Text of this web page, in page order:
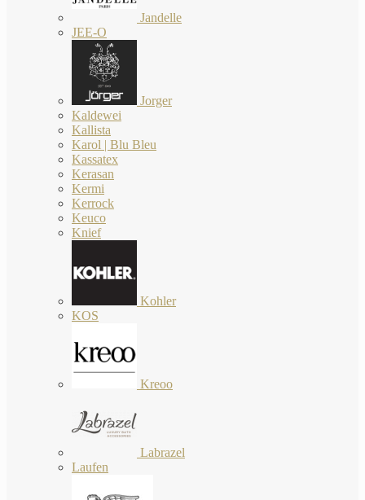
Jandelle
JEE-O
Jorger
Kaldewei
Kallista
Karol | Blu Bleu
Kassatex
Kerasan
Kermi
Kerrock
Keuco
Knief
Kohler
KOS
Kreoo
Labrazel
Laufen